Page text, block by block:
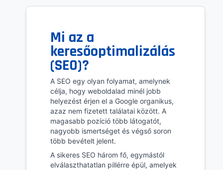
Mi az a
keresőoptimalizálás
(SEO)?
A SEO egy olyan folyamat, amelynek
célja, hogy weboldalad minél jobb
helyezést érjen el a Google organikus,
azaz nem fizetett találatai között. A
magasabb pozíció több látogatót,
nagyobb ismertséget és végső soron
több bevételt jelent.
A sikeres SEO három fő, egymástól
elválaszthatatlan pillérre épül, amelyek